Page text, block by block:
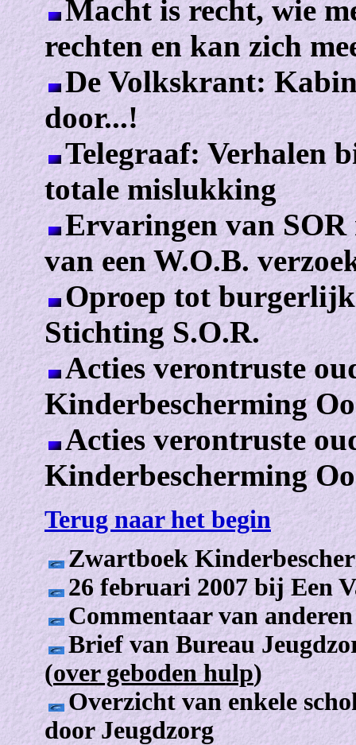
Macht is recht, wie
rechten en kan zich
De Volkskrant:
door...!
Telegraaf: Verhalen
totale mislukking
Ervaringen van
van een W.O.B.
Oproep tot
Stichting S.O.R.
Acties verontruste
Kinderbescherming
Acties verontruste
Kinderbescherming
Terug naar het begin
Zwartboek
26 februari 2007 bij Een
Commentaar van
Brief van Bureau
(over geboden hulp)
Overzicht van enkele
door Jeugdzorg